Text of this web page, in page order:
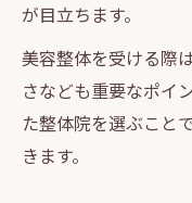
が目立ちます。
美容整体を受ける際
さなども重要なポイ
た整体院を選ぶこと
きます。